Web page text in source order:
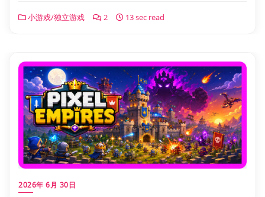
小游戏/独立游戏 2 13 sec read
2026年 6月 30日